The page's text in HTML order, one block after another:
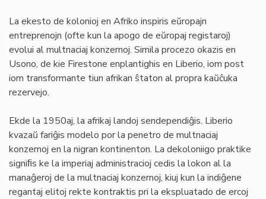
La ekesto de kolonioj en Afriko inspiris eŭropajn
entreprenojn (ofte kun la apogo de eŭropaj registaroj)
evolui al multnaciaj konzernoj. Simila procezo okazis en
Usono, de kie Firestone enplantighis en Liberio, iom post
iom transformante tiun afrikan ŝtaton al propra kaŭĉuka
rezervejo.
Ekde la 1950aj, la afrikaj landoj sendependiĝis. Liberio
kvazaŭ fariĝis modelo por la penetro de multnaciaj
konzernoj en la nigran kontinenton. La dekoloniigo praktike
signiﬁs ke la imperiaj administracioj cedis la lokon al la
manaĝeroj de la multnaciaj konzernoj, kiuj kun la indiĝene
regantaj elitoj rekte kontraktis pri la ekspluatado de ercoj